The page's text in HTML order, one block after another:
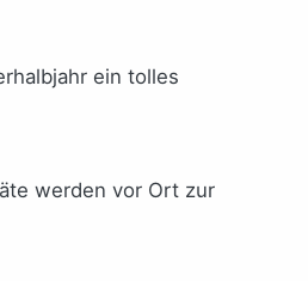
ein tolles
werden vor Ort zur